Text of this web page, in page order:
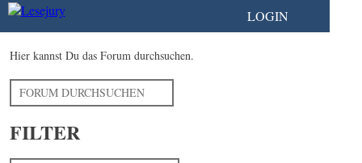
LOGIN
Hier kannst Du das Forum durchsuchen.
FORUM DURCHSUCHEN
FILTER